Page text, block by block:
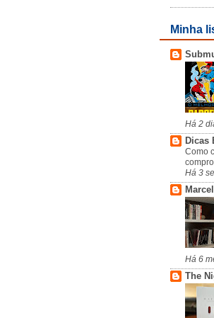
Minha
Há 2
Dicas
Como
Há 3
Há 6
The